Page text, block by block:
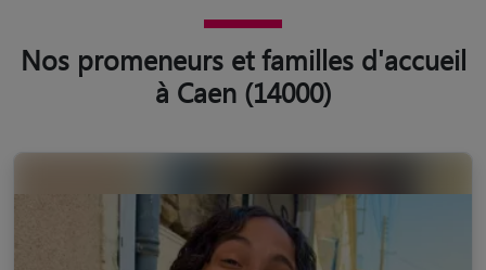
Nos promeneurs et familles d'accueil
à Caen (14000)